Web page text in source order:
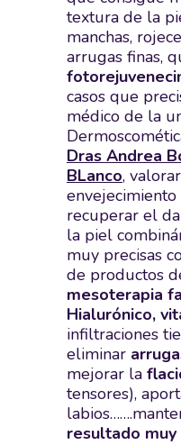
textura de la
manchas,
arrugas finas,
casos que
médico de la
Dras Andrea
BLanco,
envejecimiento
recuperar el
la piel
muy precisas
de productos
mesoterapia
Hialurónico,
infiltraciones
eliminar
mejorar la
tensores),
resultado